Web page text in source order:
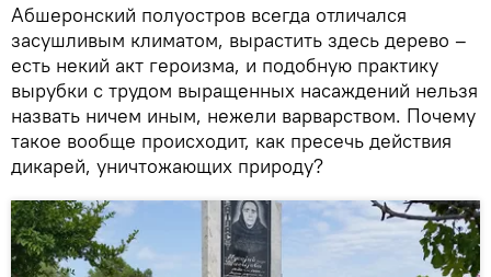
Абшеронский полуостров всегда отличался
засушливым климатом, вырастить здесь дерево –
есть некий акт героизма, и подобную практику
вырубки с трудом выращенных насаждений нельзя
назвать ничем иным, нежели варварством. Почему
такое вообще происходит, как пресечь действия
дикарей, уничтожающих природу?